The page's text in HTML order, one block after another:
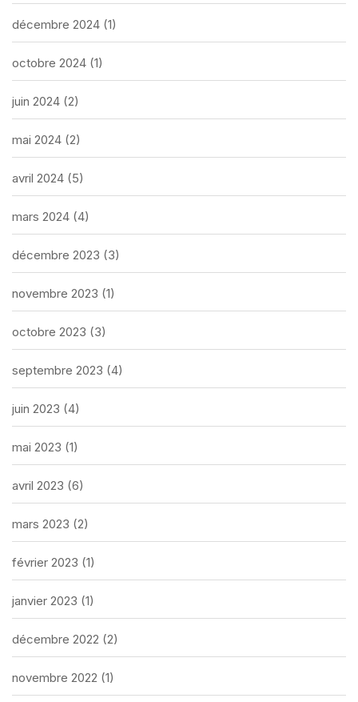
décembre 2024 (1)
octobre 2024 (1)
juin 2024 (2)
mai 2024 (2)
avril 2024 (5)
mars 2024 (4)
décembre 2023 (3)
novembre 2023 (1)
octobre 2023 (3)
septembre 2023 (4)
juin 2023 (4)
mai 2023 (1)
avril 2023 (6)
mars 2023 (2)
février 2023 (1)
janvier 2023 (1)
décembre 2022 (2)
novembre 2022 (1)